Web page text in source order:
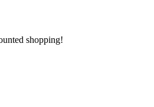
shopping!